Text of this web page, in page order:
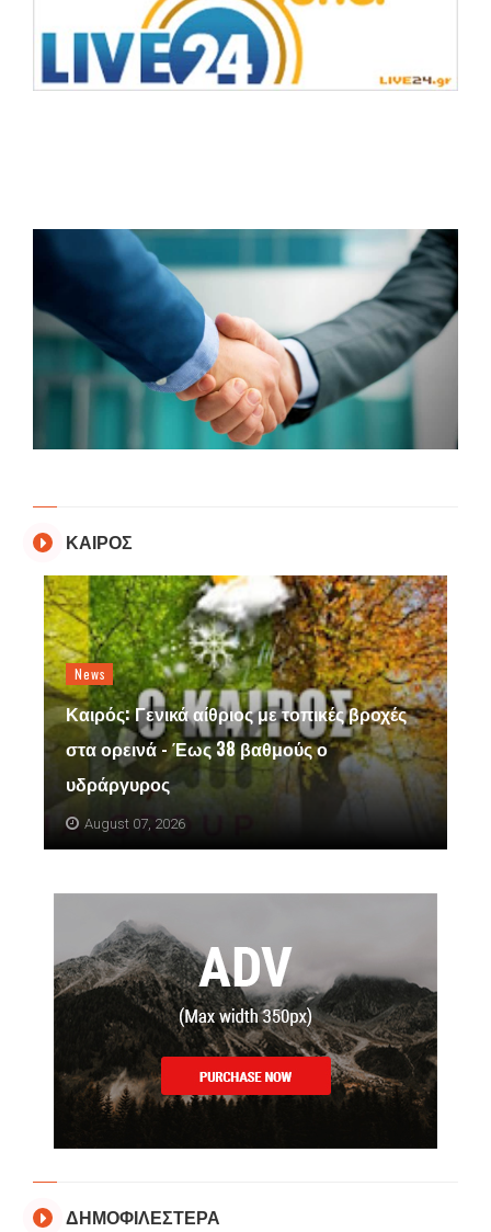
ΚΑΙΡΟΣ
News
Καιρός: Γενικά αίθριος με τοπικές βροχές
στα ορεινά - Έως 38 βαθμούς ο
υδράργυρος
August 07, 2026
ΔΗΜΟΦΙΛΕΣΤΕΡΑ